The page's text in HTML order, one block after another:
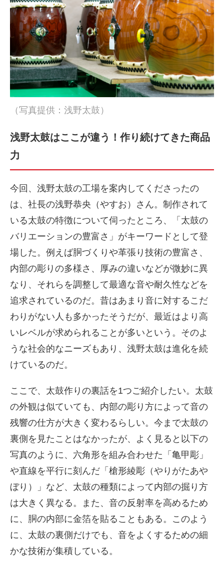
（写真提供：浅野太鼓）
浅野太鼓はここが違う！作り続けてきた商品
力
今回、浅野太鼓の工場を案内してくださったの
は、社長の浅野恭央（やすお）さん。制作されて
いる太鼓の特徴について伺ったところ、「太鼓の
バリエーションの豊富さ」がキーワードとして登
場した。例えば胴づくりや革張り技術の豊富さ、
内部の彫りの多様さ、厚みの違いなどが微妙に異
なり、それらを調整して最適な音や耐久性などを
追求されているのだ。昔はあまり音に対するこだ
わりがない人も多かったそうだが、最近はより高
いレベルが求められることが多いという。そのよ
うな社会的なニーズもあり、浅野太鼓は進化を続
けているのだ。
ここで、太鼓作りの裏話を1つご紹介したい。太鼓
の外観は似ていても、内部の彫り方によって音の
残響の仕方が大きく変わるらしい。今まで太鼓の
裏側を見たことはなかったが、よく見ると以下の
写真のように、六角形を組み合わせた「亀甲彫」
や直線を平行に刻んだ「槍形綾彫（やりがたあや
ぼり）」など、太鼓の種類によって内部の掘り方
は大きく異なる。また、音の反射率を高めるため
に、胴の内部に金箔を貼ることもある。このよう
に、太鼓の裏側だけでも、音をよくするための細
かな技術が集積している。